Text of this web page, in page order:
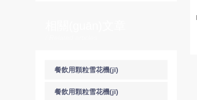
餐飲用顆粒雪花機(jī)
制備過程怎樣
餐飲用顆粒雪花機(jī)